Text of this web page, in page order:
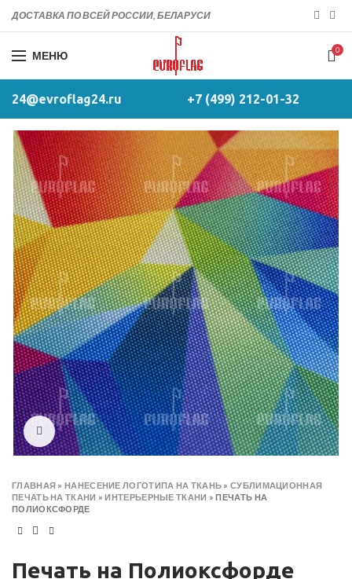
ДОСТАВКА ПО ВСЕЙ РОССИИ, БЕЛАРУСИ
МЕНЮ 0
24@evroflag24.ru +7 (499) 212-01-32
Click to enlarge
ГЛАВНАЯ »НАНЕСЕНИЕ ЛОГОТИПА НА ТКАНЬ »СУБЛИМАЦИОННАЯ
ПЕЧАТЬ НА ТКАНИ »ИНТЕРЬЕРНЫЕ ТКАНИ »ПЕЧАТЬ НА
ПОЛИОКСФОРДЕ
Печать на Полиоксфорде